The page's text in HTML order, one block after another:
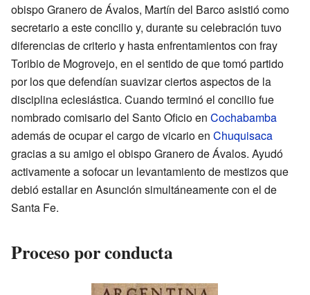
obispo Granero de Ávalos, Martín del Barco asistió como
secretario a este concilio y, durante su celebración tuvo
diferencias de criterio y hasta enfrentamientos con fray
Toribio de Mogrovejo, en el sentido de que tomó partido
por los que defendían suavizar ciertos aspectos de la
disciplina eclesiástica. Cuando terminó el concilio fue
nombrado comisario del Santo Oficio en Cochabamba
además de ocupar el cargo de vicario en Chuquisaca
gracias a su amigo el obispo Granero de Ávalos. Ayudó
activamente a sofocar un levantamiento de mestizos que
debió estallar en Asunción simultáneamente con el de
Santa Fe.
Proceso por conducta